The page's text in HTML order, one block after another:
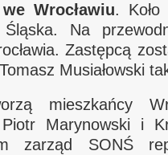
Wrocławiu. Koło
Na
Zastępcą
Musiałowski
mieszkańcy
Piotr Marynowski i
zarząd SONŚ